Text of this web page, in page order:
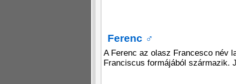
Ferenc ♂
A Ferenc az olasz Francesco név
Franciscus formájából származik.